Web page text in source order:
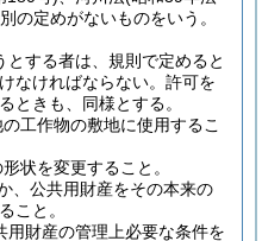
の定めがないものをいう。
とする者は、規則で定めると
なければならない。 許可を
ときも、同様とする。
工作物の敷地に使用するこ
状を変更すること。
、公共用財産をその本来の
こと。
用財産の管理上必要な条件を